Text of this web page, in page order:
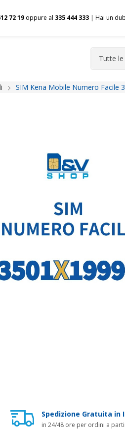
72 19 oppure al 335 444 333 | Hai un
Shop Spedizioni Pagamenti
SIM Kena Mobile Numero Facile
Spedizione Gratuita in
in 24/48 ore per ordini a